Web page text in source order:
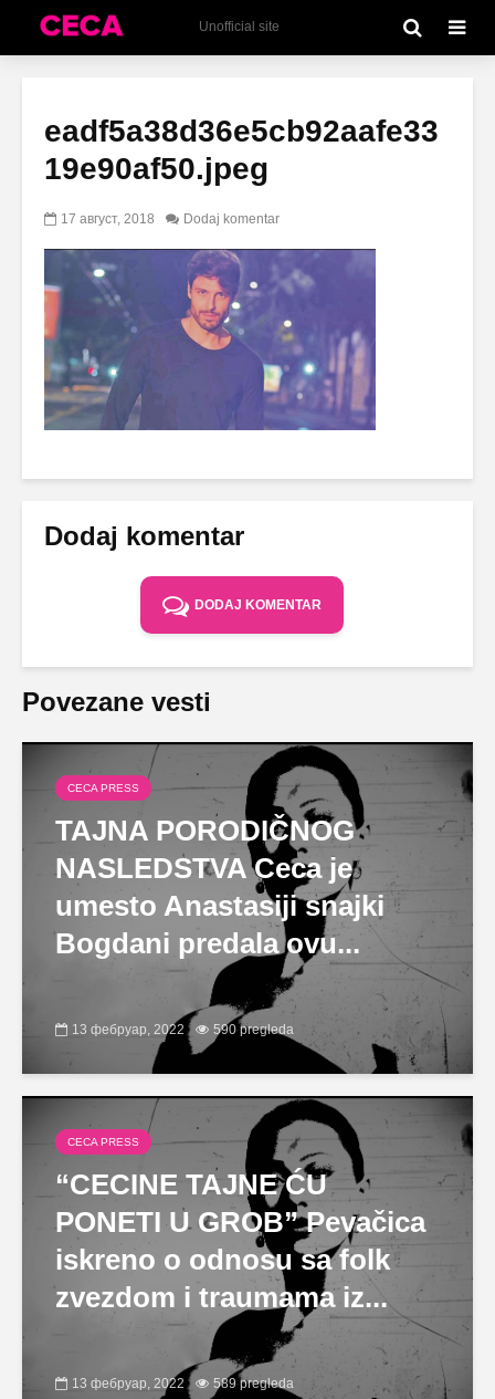
Unofficial site
eadf5a38d36e5cb92aafe33
19e90af50.jpeg
17 август, 2018 Dodaj komentar
Dodaj komentar
DODAJ KOMENTAR
Povezane vesti
CECA PRESS
TAJNA PORODIČNOG
NASLEDSTVA Ceca je
umesto Anastasiji snajki
Bogdani predala ovu...
13 фебруар, 2022 590 pregleda
CECA PRESS
“CECINE TAJNE ĆU
PONETI U GROB” Pevačica
iskreno o odnosu sa folk
zvezdom i traumama iz...
13 фебруар, 2022 589 pregleda